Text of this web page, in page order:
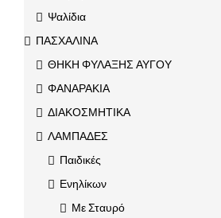
Ψαλίδια
ΠΑΣΧΑΛΙΝΑ
ΘΗΚΗ ΦΥΛΑΞΗΣ ΑΥΓΟΥ
ΦΑΝΑΡΑΚΙΑ
ΔΙΑΚΟΣΜΗΤΙΚΑ
ΛΑΜΠΑΔΕΣ
Παιδικές
Ενηλίκων
Με Σταυρό